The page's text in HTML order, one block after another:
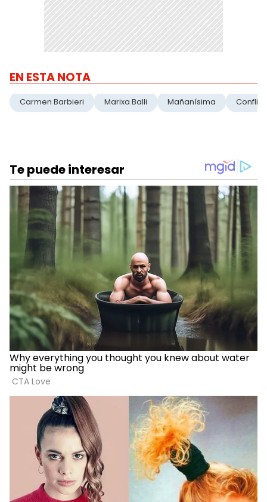
EN ESTA NOTA
Carmen Barbieri Marixa Balli Mañanísima